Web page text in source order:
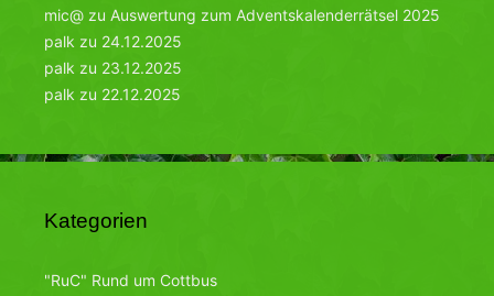
mic@ zu Auswertung zum Adventskalenderrätsel 2025
palk zu 24.12.2025
palk zu 23.12.2025
palk zu 22.12.2025
Kategorien
"RuC" Rund um Cottbus